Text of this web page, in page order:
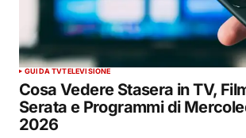
GUIDA TVTELEVISIONE
Cosa Vedere Stasera in TV,
Serata e Programmi di
2026